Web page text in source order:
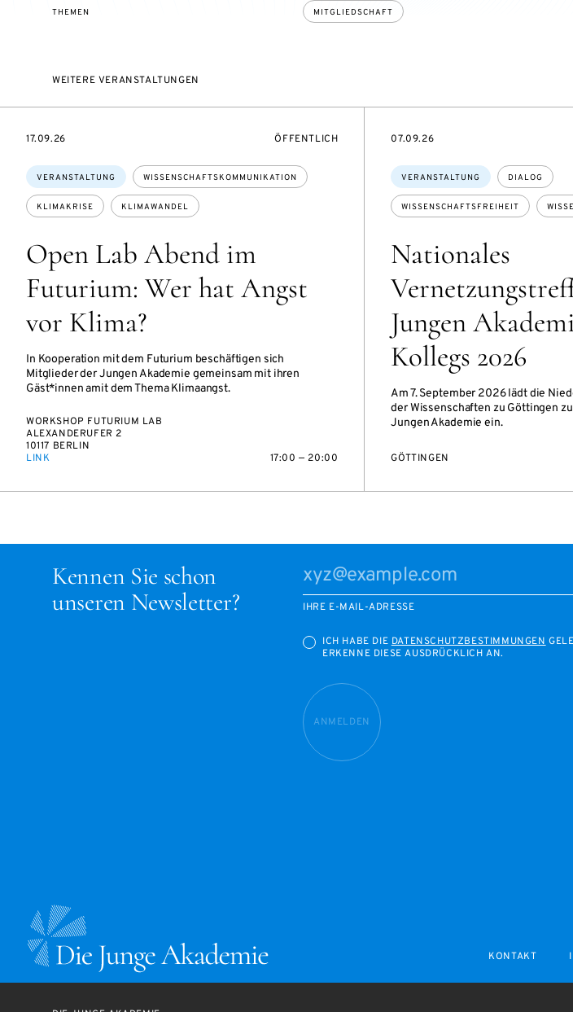
THEMEN MITGLIEDSCHAFT
WEITERE VERANSTALTUNGEN
Open Lab Abend im
Futurium: Wer hat Angst
vor Klima?
In Kooperation mit dem Futurium beschäftigen sich
Mitglieder der Jungen Akademie gemeinsam mit ihren
Gäst*innen amit dem Thema Klimaangst.
Themen:
VERANSTALTUNG WISSENSCHAFTSKOMMUNIKATION
KLIMAKRISE KLIMAWANDEL
EVENTBEGINSON
17.09.26 VERANSTALTUNGSZUGANG:
ÖFFENTLICH
WORKSHOP FUTURIUM LAB
ALEXANDERUFER 2
10117 BERLIN
LINK
17:00 — 20:00
Nationales
Jungen
Kollegs 2026
Am 7. September 2026 lädt die
der Wissenschaften zu Göttingen
Jungen Akademie ein.
Themen:
VERANSTALTUNG DIALOG
WISSENSCHAFTSFREIHEIT
EVENTBEGINSON
07.09.26
GÖTTINGEN
Kennen Sie schon
unseren Newsletter?
IHRE E-MAIL-ADRESSE
ICH HABE DIEDATENSCHUTZBESTIMMUNGEN
ERKENNE DIESE AUSDRÜCKLICH AN.
ANMELDEN
KONTAKT